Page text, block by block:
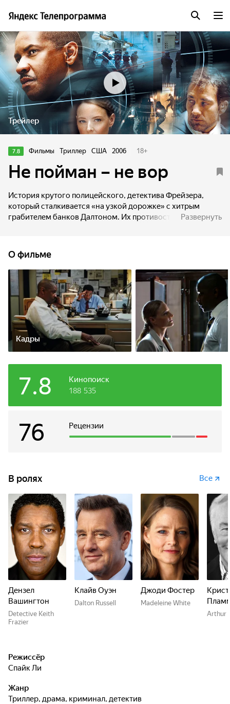
Трейлер
7.8 Фильмы Триллер США 2006 18+
Не пойман – не вор
История крутого полицейского, детектива Фрейзера,
который сталкивается «на узкой дорожке» с хитрым
грабителем банков Далтоном. Их противостояние
и нестабильности в и без того чрезвычайно хрупкую
ситуацию.
Развернуть
О фильме
Кадры
Кинопоиск
7.8 188 535
Рецензии
76
В ролях Все
Дензел
Вашингтон
Detective Keith
Frazier
Клайв Оуэн
Dalton Russell
Джоди Фостер
Madeleine White
Arthur
Режиссёр
Спайк Ли
Жанр
триллер, драма, криминал, детектив